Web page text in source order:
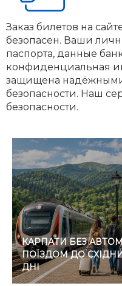
Заказ билетов на
безопасен. Ваши
паспорта, данные
конфиденциальная
защищена
безопасности. Наш
безопасности.
КАРПАТИ БЕЗ
ПОЇЗДОМ ДО
ДНІ